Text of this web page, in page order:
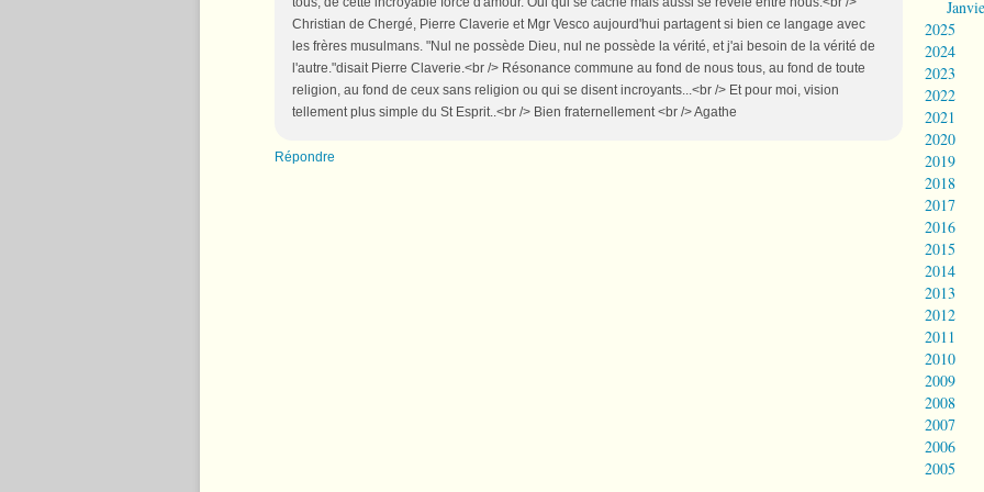
Christian de Chergé, Pierre Claverie et Mgr Vesco aujourd'hui partagent si bien ce langage avec
les frères musulmans. "Nul ne possède Dieu, nul ne possède la vérité, et j'ai besoin de la vérité de
l'autre."disait Pierre Claverie.<br /> Résonance commune au fond de nous tous, au fond de toute
religion, au fond de ceux sans religion ou qui se disent incroyants...<br /> Et pour moi, vision
tellement plus simple du St Esprit..<br /> Bien fraternellement <br /> Agathe
Répondre
2025
2024
2023
2022
2021
2020
2019
2018
2017
2016
2015
2014
2013
2012
2011
2010
2009
2008
2007
2006
2005